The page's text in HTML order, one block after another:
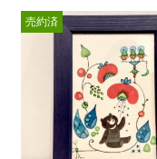
売約済